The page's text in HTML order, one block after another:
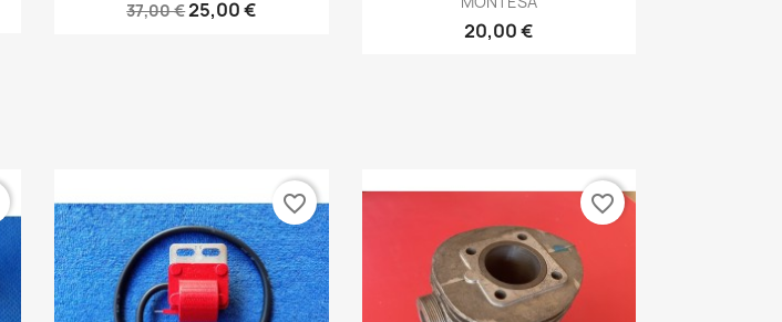
37,00 €25,00 €
20,00 €
favorite_border favorite_border